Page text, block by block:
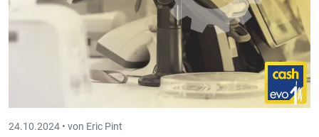
24.10.2024 • von Eric Pint